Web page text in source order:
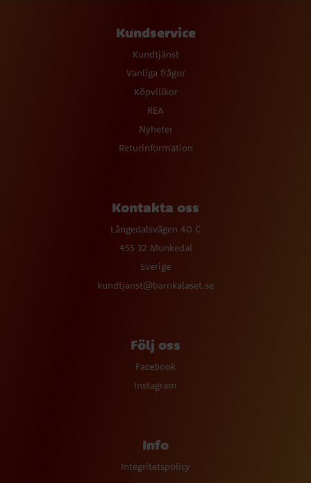
Kundservice
Kundtjänst
Vanliga frågor
Köpvillkor
REA
Nyheter
Returinformation
Kontakta oss
Långedalsvägen 40 C
455 32 Munkedal
Sverige
kundtjanst@barnkalaset.se
Följ oss
Facebook
Instagram
Info
Integritetspolicy